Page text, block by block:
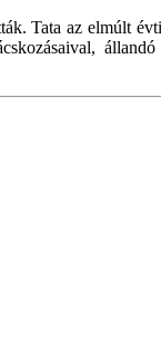
Tata az elmúlt